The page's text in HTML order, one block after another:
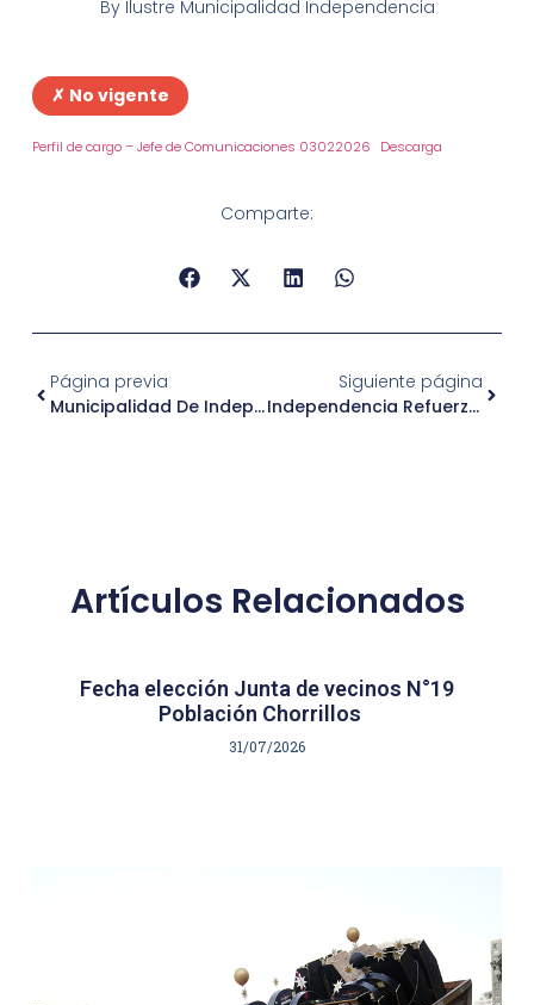
ByIlustre Municipalidad Independencia
✗ No vigente
Perfil de cargo – Jefe de Comunicaciones 03022026 Descarga
Comparte:
Página previa
Municipalidad De Independencia Firma Convenio Con Fundación Tacal Para Fortalecer La Inclusión Laboral De Personas Con Discapacidad
Siguiente página
Independencia Refuerza Política De Tolerancia Cero Con Operativo De Fiscalización En Ciclovía Próxima A Hospitales
Artículos Relacionados
Fecha elección Junta de vecinos N°19
Población Chorrillos
31/07/2026